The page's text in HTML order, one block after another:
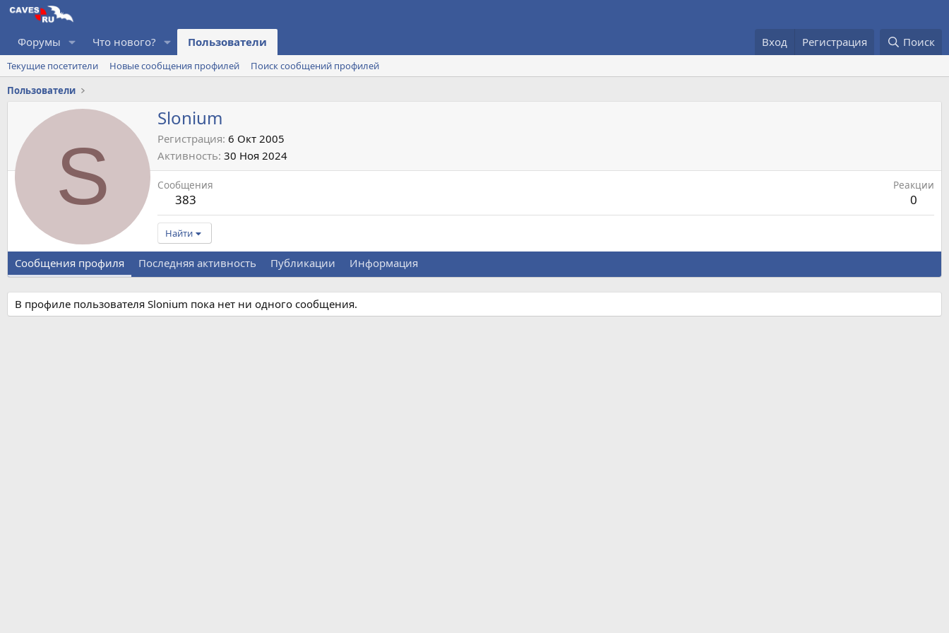
Форумы Что нового? Пользователи Вход Регистрация Поиск
Текущие посетители Новые сообщения профилей
Поиск сообщений профилей
Пользователи
S
Slonium
Регистрация 6 Окт 2005
Активность 30 Ноя 2024
Сообщения
383
Реакции
0
Найти
Сообщения профиля Последняя активность Публикации Информация
В профиле пользователя Slonium пока нет ни одного сообщения.